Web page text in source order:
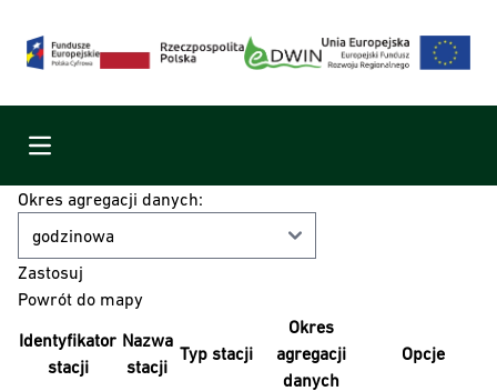
Menu
Okres agregacji danych:
Powrót do mapy
Identyfikator
stacji
Nazwa
stacji
Typ stacji
Okres
agregacji
danych
Opcje